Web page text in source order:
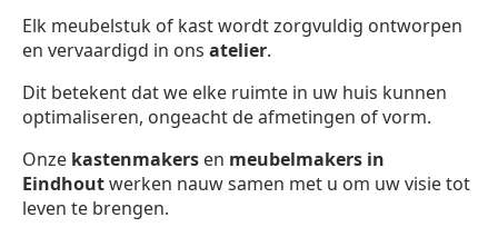
Elk meubelstuk of kast wordt zorgvuldig ontworpen
en vervaardigd in ons atelier.
Dit betekent dat we elke ruimte in uw huis kunnen
optimaliseren, ongeacht de afmetingen of vorm.
Onze kastenmakers en meubelmakers in
Eindhoutwerken nauw samen met u om uw visie tot
leven te brengen.